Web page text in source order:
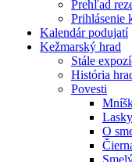
Prehľad
Prihlásenie
Kalendár podujatí
Kežmarský hrad
Stále
História
Povesti
O